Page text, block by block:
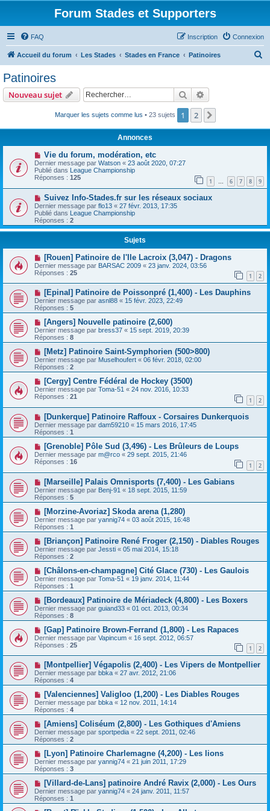
Forum Stades et Supporters
FAQ Connexion
Inscription
Accueil du forum Les Stades Stades en France Patinoires
r
Patinoires
Nouveau sujet Rechercher
Marquer les sujets comme lus • 23 sujets 1 2
Annonces
Vie du forum, modération, etc
Dernier message par Watson « 23 août 2020, 07:27
Publié dans League Championship
Réponses : 125 1 … 6 7 8 9
Suivez Info-Stades.fr sur les réseaux sociaux
Dernier message par flo13 « 27 févr. 2013, 17:35
Publié dans League Championship
Réponses : 2
Sujets
[Rouen] Patinoire de l'Ile Lacroix (3,047) - Dragons
Dernier message par BARSAC 2009 « 23 janv. 2024, 03:56
Réponses : 25 1 2
[Epinal] Patinoire de Poissonpré (1,400) - Les Dauphins
Dernier message par asnl88 « 15 févr. 2023, 22:49
Réponses : 5
[Angers] Nouvelle patinoire (2,600)
Dernier message par bress37 « 15 sept. 2019, 20:39
Réponses : 8
[Metz] Patinoire Saint-Symphorien (500>800)
Dernier message par Muselhoufert « 06 févr. 2018, 02:00
Réponses : 2
[Cergy] Centre Fédéral de Hockey (3500)
Dernier message par Toma-51 « 24 nov. 2016, 10:33
Réponses : 21 1 2
[Dunkerque] Patinoire Raffoux - Corsaires Dunkerquois
Dernier message par dam59210 « 15 mars 2016, 17:45
Réponses : 1
[Grenoble] Pôle Sud (3,496) - Les Brûleurs de Loups
Dernier message par m@rco « 29 sept. 2015, 21:46
Réponses : 16 1 2
[Marseille] Palais Omnisports (7,400) - Les Gabians
Dernier message par Benj-91 « 18 sept. 2015, 11:59
Réponses : 5
[Morzine-Avoriaz] Skoda arena (1,280)
Dernier message par yannig74 « 03 août 2015, 16:48
Réponses : 1
[Briançon] Patinoire René Froger (2,150) - Diables Rouges
Dernier message par Jessti « 05 mai 2014, 15:18
Réponses : 2
[Châlons-en-champagne] Cité Glace (730) - Les Gaulois
Dernier message par Toma-51 « 19 janv. 2014, 11:44
Réponses : 1
[Bordeaux] Patinoire de Mériadeck (4,800) - Les Boxers
Dernier message par guiand33 « 01 oct. 2013, 00:34
Réponses : 8
[Gap] Patinoire Brown-Ferrand (1,800) - Les Rapaces
Dernier message par Vapincum « 16 sept. 2012, 06:57
Réponses : 25 1 2
[Montpellier] Végapolis (2,400) - Les Vipers de Montpellier
Dernier message par bbka « 27 avr. 2012, 21:06
Réponses : 4
[Valenciennes] Valigloo (1,200) - Les Diables Rouges
Dernier message par bbka « 12 nov. 2011, 14:14
Réponses : 4
[Amiens] Coliséum (2,800) - Les Gothiques d'Amiens
Dernier message par sportpedia « 22 sept. 2011, 02:46
Réponses : 2
[Lyon] Patinoire Charlemagne (4,200) - Les lions
Dernier message par yannig74 « 21 juin 2011, 17:29
Réponses : 3
[Villard-de-Lans] patinoire André Ravix (2,000) - Les Ours
Dernier message par yannig74 « 24 janv. 2011, 11:57
Réponses : 1